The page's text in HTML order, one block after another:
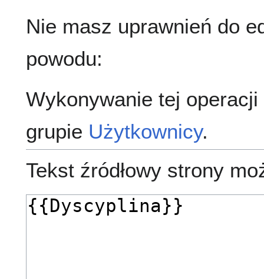
Nie masz uprawnień do
powodu:
Wykonywanie tej
grupie Użytkownicy.
Tekst źródłowy strony